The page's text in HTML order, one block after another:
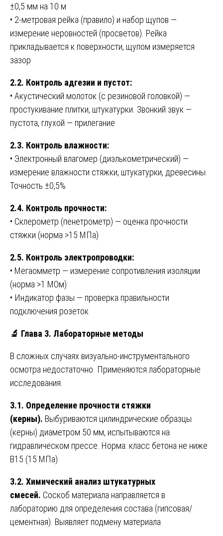
±0,5 мм на 10 м
• 2-метровая рейка (правило) и набор щупов —
измерение неровностей (просветов). Рейка
прикладывается к поверхности, щупом измеряется
зазор
2.2. Контроль адгезии и пустот:
• Акустический молоток (с резиновой головкой) —
простукивание плитки, штукатурки. Звонкий звук —
пустота, глухой — прилегание
2.3. Контроль влажности:
• Электронный влагомер (диэлькометрический) —
измерение влажности стяжки, штукатурки, древесины.
Точность ±0,5%
2.4. Контроль прочности:
• Склерометр (пенетрометр) — оценка прочности
стяжки (норма >15 МПа)
2.5. Контроль электропроводки:
• Мегаомметр — измерение сопротивления изоляции
(норма >1 МОм)
• Индикатор фазы — проверка правильности
подключения розеток
🔬 Глава 3. Лабораторные методы
В сложных случаях визуально-инструментального
осмотра недостаточно. Применяются лабораторные
исследования.
3.1. Определение прочности стяжки
(керны). Выбуриваются цилиндрические образцы
(керны) диаметром 50 мм, испытываются на
гидравлическом прессе. Норма: класс бетона не ниже
B15 (15 МПа)
3.2. Химический анализ штукатурных
смесей. Соскоб материала направляется в
лабораторию для определения состава (гипсовая/
цементная). Выявляет подмену материала